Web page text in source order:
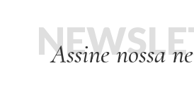
Assine nossa